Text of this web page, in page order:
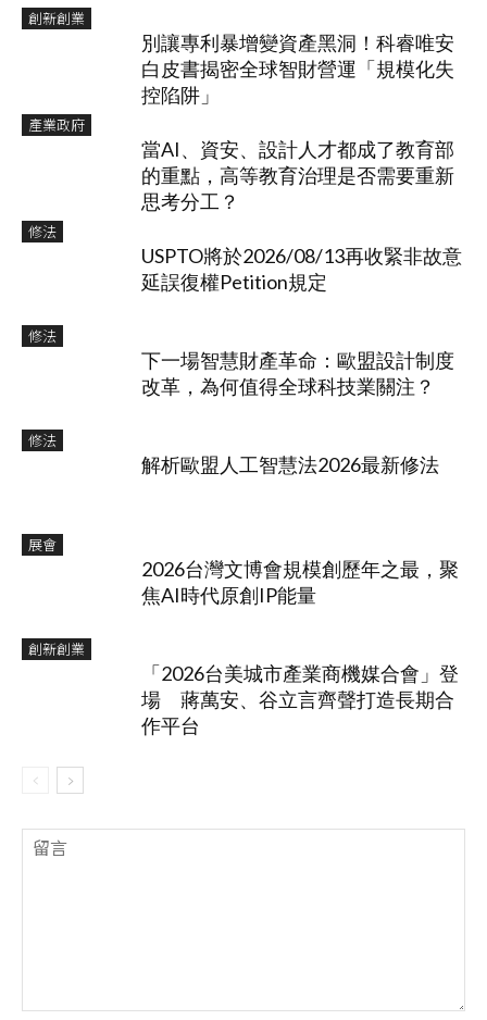
創新創業
別讓專利暴增變資產黑洞！科睿唯安
白皮書揭密全球智財營運「規模化失
控陷阱」
產業政府
當AI、資安、設計人才都成了教育部
的重點，高等教育治理是否需要重新
思考分工？
修法
USPTO將於2026/08/13再收緊非故意
延誤復權Petition規定
修法
下一場智慧財產革命：歐盟設計制度
改革，為何值得全球科技業關注？
修法
解析歐盟人工智慧法2026最新修法
展會
2026台灣文博會規模創歷年之最，聚
焦AI時代原創IP能量
創新創業
「2026台美城市產業商機媒合會」登
場 蔣萬安、谷立言齊聲打造長期合
作平台